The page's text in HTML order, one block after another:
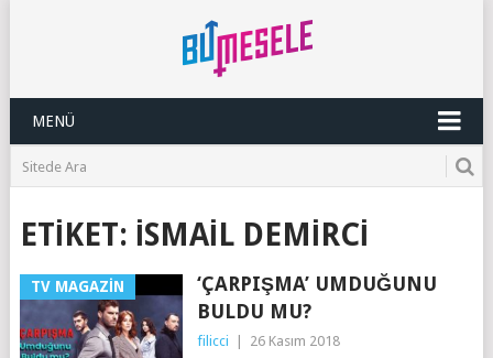
MENÜ
ETIKET: İSMAIL DEMIRCI
TV MAGAZIN
‘ÇARPIŞMA’ UMDUĞUNU
BULDU MU?
filicci 26 Kasım 2018